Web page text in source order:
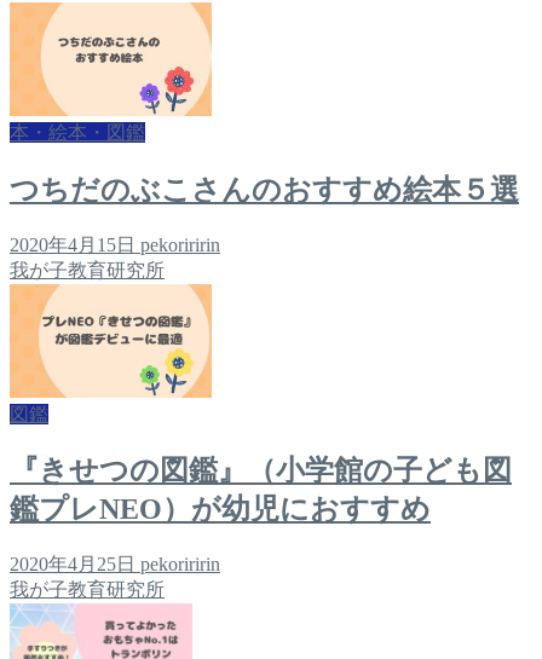
本・絵本・図鑑
つちだのぶこさんのおすすめ絵本５選
2020年4月15日 pekoriririn
我が子教育研究所
図鑑
『きせつの図鑑』（小学館の子ども図
鑑プレNEO）が幼児におすすめ
2020年4月25日 pekoriririn
我が子教育研究所